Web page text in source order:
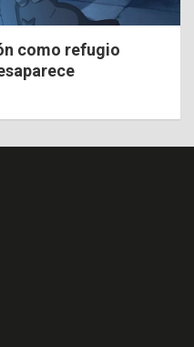
como refugio